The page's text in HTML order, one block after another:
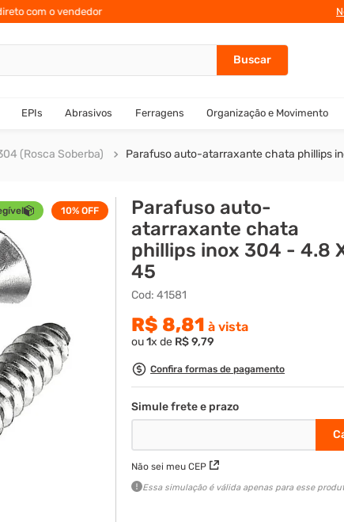
com o vendedor
EPIs Abrasivos Ferragens Organização e Movimento
(Rosca Soberba) Parafuso auto-atarraxante chata phillips
10%OFF
Parafuso auto-
atarraxante chata
phillips inox 304 - 4.8
45
Cod:41581
R$ 8,81 à vista
ou1x de R$9,79
Confira formas de pagamento
Não sei meu CEP
Essa simulação é válida apenas para esse